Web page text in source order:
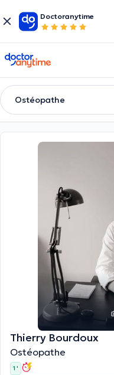
Doctoranytime
doctoranytime
Ostéopathe
Thierry Bourdoux
Ostéopathe
1 '